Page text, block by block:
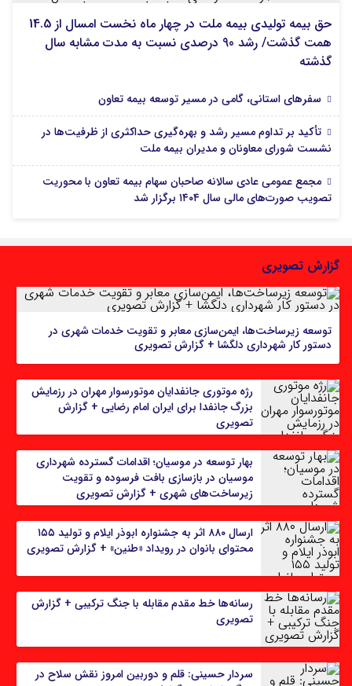
حق بیمه تولیدی بیمه ملت در چهار ماه نخست امسال از 14.5
همت گذشت/ رشد 90 درصدی نسبت به مدت مشابه سال
گذشته
سفرهای استانی، گامی در مسیر توسعه بیمه تعاون
تأکید بر تداوم مسیر رشد و بهره‌گیری حداکثری از ظرفیت‌ها در
نشست شورای معاونان و مدیران بیمه ملت
مجمع عمومی عادی سالانه صاحبان سهام بیمه تعاون با محوریت
تصویب صورت‌های مالی سال ۱۴۰۴ برگزار شد
گزارش تصویری
توسعه زیرساخت‌ها، ایمن‌سازی معابر و تقویت خدمات شهری در
دستور کار شهرداری دلگشا + گزارش تصویری
رژه موتوری جانفدایان موتورسوار مهران در رزمایش
بزرگ جانفدا برای ایران امام رضایی + گزارش
تصویری
بهار توسعه در موسیان؛ اقدامات گسترده شهرداری
موسیان در بازسازی بافت فرسوده و تقویت
زیرساخت‌های شهری + گزارش تصویری
ارسال ۸۸۰ اثر به جشنواره ابوذر ایلام و تولید ۱۵۵
محتوای بانوان در رویداد «طنین» + گزارش تصویری
رسانه‌ها خط مقدم مقابله با جنگ ترکیبی + گزارش
تصویری
سردار حسینی: قلم و دوربین امروز نقش سلاح در